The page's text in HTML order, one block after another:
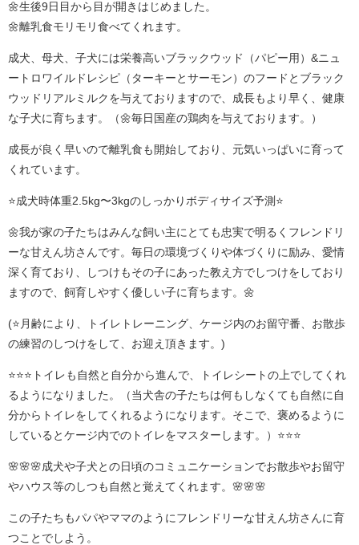
🌼生後9日目から目が開きはじめました。
🌼離乳食モリモリ食べてくれます。
成犬、母犬、子犬には栄養高いブラックウッド（パピー用）&ニュ
ートロワイルドレシピ（ターキーとサーモン）のフードとブラック
ウッドリアルミルクを与えておりますので、成長もより早く、健康
な子犬に育ちます。（🌼毎日国産の鶏肉を与えております。）
成長が良く早いので離乳食も開始しており、元気いっぱいに育って
くれています。
⭐成犬時体重2.5kg〜3kgのしっかりボディサイズ予測⭐
🌼我が家の子たちはみんな飼い主にとても忠実で明るくフレンドリ
ーな甘えん坊さんです。毎日の環境づくりや体づくりに励み、愛情
深く育ており、しつけもその子にあった教え方でしつけをしており
ますので、飼育しやすく優しい子に育ちます。🌼
(⭐️月齢により、トイレトレーニング、ケージ内のお留守番、お散歩
の練習のしつけをして、お迎え頂きます。)
⭐⭐⭐トイレも自然と自分から進んで、トイレシートの上でしてくれ
るようになりました。（当犬舎の子たちは何もしなくても自然に自
分からトイレをしてくれるようになります。そこで、褒めるように
しているとケージ内でのトイレをマスターします。）⭐⭐⭐
🌸🌸🌸成犬や子犬との日頃のコミュニケーションでお散歩やお留守
やハウス等のしつも自然と覚えてくれます。🌸🌸🌸
この子たちもパパやママのようにフレンドリーな甘えん坊さんに育
つことでしよう。